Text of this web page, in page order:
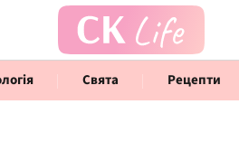
Свята Рецепти